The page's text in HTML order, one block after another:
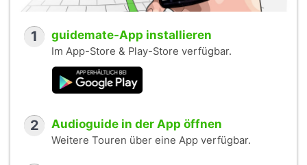
1 guidemate-App installieren
Im App-Store & Play-Store verfügbar.
2 Audioguide in der App öffnen
Weitere Touren über eine App verfügbar.